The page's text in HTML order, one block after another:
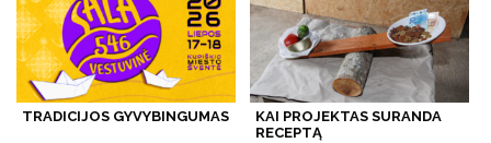
TRADICIJOS GYVYBINGUMAS
KAI PROJEKTAS SURANDA
RECEPTĄ